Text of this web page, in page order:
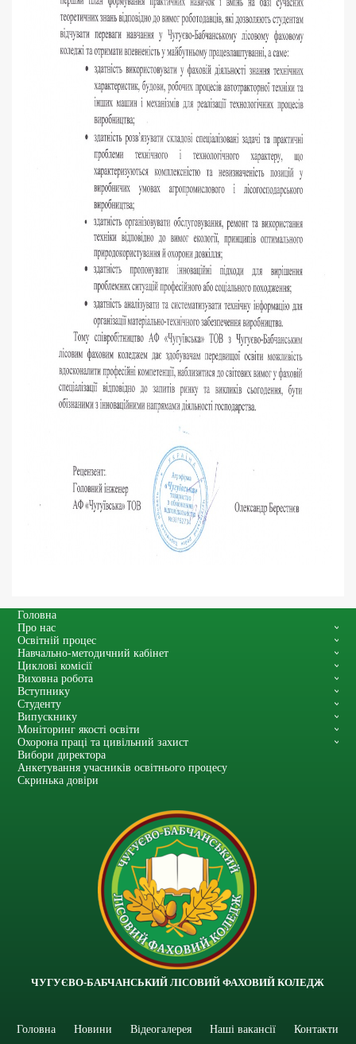
Головна
Про нас
Освітній процес
Навчально-методичний кабінет
Циклові комісії
Виховна робота
Вступнику
Студенту
Випускнику
Моніторинг якості освіти
Охорона праці та цивільний захист
Вибори директора
Анкетування учасників освітнього процесу
Скринька довіри
ЧУГУЄВО-БАБЧАНСЬКИЙ ЛІСОВИЙ ФАХОВИЙ КОЛЕДЖ
Головна Новини Відеогалерея Наші вакансії Контакти